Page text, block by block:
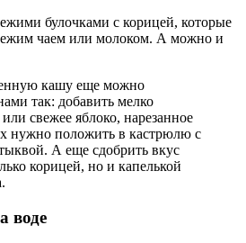
булочками с корицей, которые
чаем или молоком. А можно и
кашу еще можно
так: добавить мелко
свежее яблоко, нарезанное
нужно положить в кастрюлю с
А еще сдобрить вкус
корицей, но и капелькой
воде